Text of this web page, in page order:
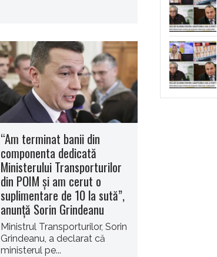
“Am terminat banii din
componenta dedicată
Ministerului Transporturilor
din POIM şi am cerut o
suplimentare de 10 la sută”,
anunţă Sorin Grindeanu
Ministrul Transporturilor, Sorin
Grindeanu, a declarat că
ministerul pe...